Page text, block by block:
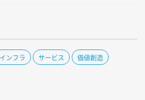
インフラ サービス 価値創造